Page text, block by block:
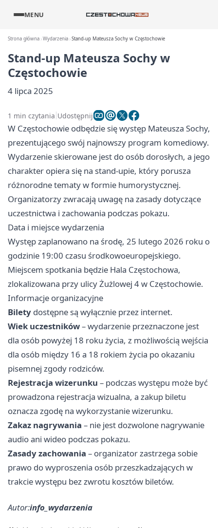
MENU
Strona główna Wydarzenia Stand-up Mateusza Sochy w Częstochowie
Stand-up Mateusza Sochy w
Częstochowie
4 lipca 2025
1 min czytania Udostępnij
W Częstochowie odbędzie się występ Mateusza Sochy,
prezentującego swój najnowszy program komediowy.
Wydarzenie skierowane jest do osób dorosłych, a jego
charakter opiera się na stand-upie, który porusza
różnorodne tematy w formie humorystycznej.
Organizatorzy zwracają uwagę na zasady dotyczące
uczestnictwa i zachowania podczas pokazu.
Data i miejsce wydarzenia
Występ zaplanowano na środę, 25 lutego 2026 roku o
godzinie 19:00 czasu środkowoeuropejskiego.
Miejscem spotkania będzie Hala Częstochowa,
zlokalizowana przy ulicy Żużlowej 4 w Częstochowie.
Informacje organizacyjne
Bilety dostępne są wyłącznie przez internet.
Wiek uczestników– wydarzenie przeznaczone jest
dla osób powyżej 18 roku życia, z możliwością wejścia
dla osób między 16 a 18 rokiem życia po okazaniu
pisemnej zgody rodziców.
Rejestracja wizerunku – podczas występu może być
prowadzona rejestracja wizualna, a zakup biletu
oznacza zgodę na wykorzystanie wizerunku.
Zakaz nagrywania – nie jest dozwolone nagrywanie
audio ani wideo podczas pokazu.
Zasady zachowania – organizator zastrzega sobie
prawo do wyproszenia osób przeszkadzających w
trakcie występu bez zwrotu kosztów biletów.
Autor:info_wydarzenia